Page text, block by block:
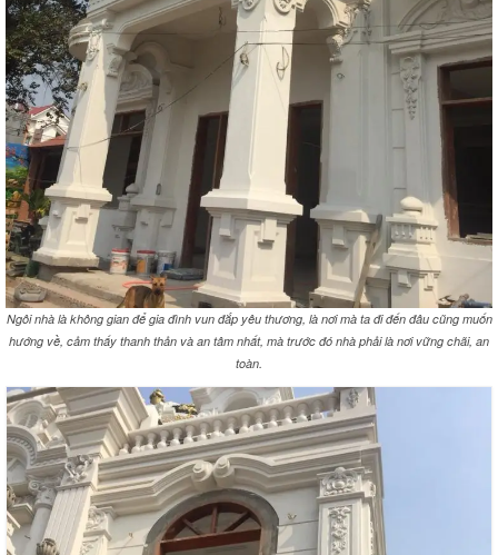
Ngôi nhà là không gian để gia đình vun đắp yêu thương, là nơi mà ta đi đến đâu cũng muốn
hướng về, cảm thấy thanh thản và an tâm nhất, mà trước đó nhà phải là nơi vững chãi, an
toàn.